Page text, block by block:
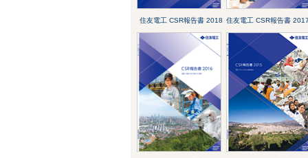
住友電工 CSR報告書 2018 住友電工 CSR報告書